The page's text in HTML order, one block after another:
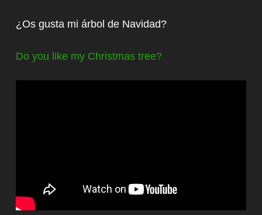
¿Os gusta mi árbol de Navidad?
Do you like my Christmas tree?